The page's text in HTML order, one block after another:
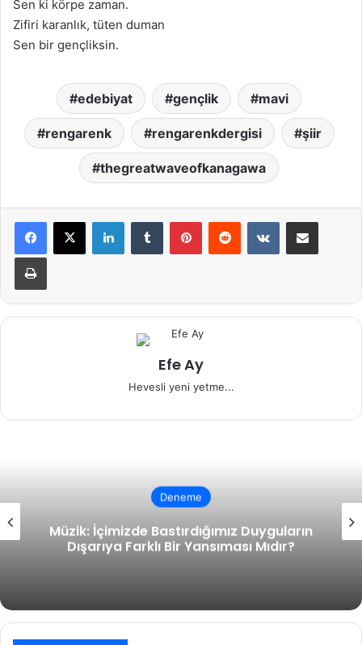
Sen ki körpe zaman.
Zifiri karanlık, tüten duman
Sen bir gençliksin.
edebiyat gençlik mavi
rengarenk rengarenkdergisi şiir
thegreatwaveofkanagawa
LinkedInTumblr PinterestReddit VKontakteE-Posta ile paylaş
Yazdır
Efe Ay
Hevesli yeni yetme...
Deneme
Müzik: İçimizde Bastırdığımız Duyguların
Dışarıya Farklı Bir Yansıması Mıdır?